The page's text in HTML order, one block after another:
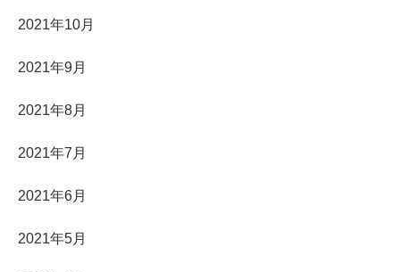
2021年10月
2021年9月
2021年8月
2021年7月
2021年6月
2021年5月